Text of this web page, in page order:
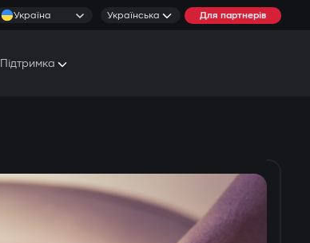
Україна Українська Для партнерів
Підтримка